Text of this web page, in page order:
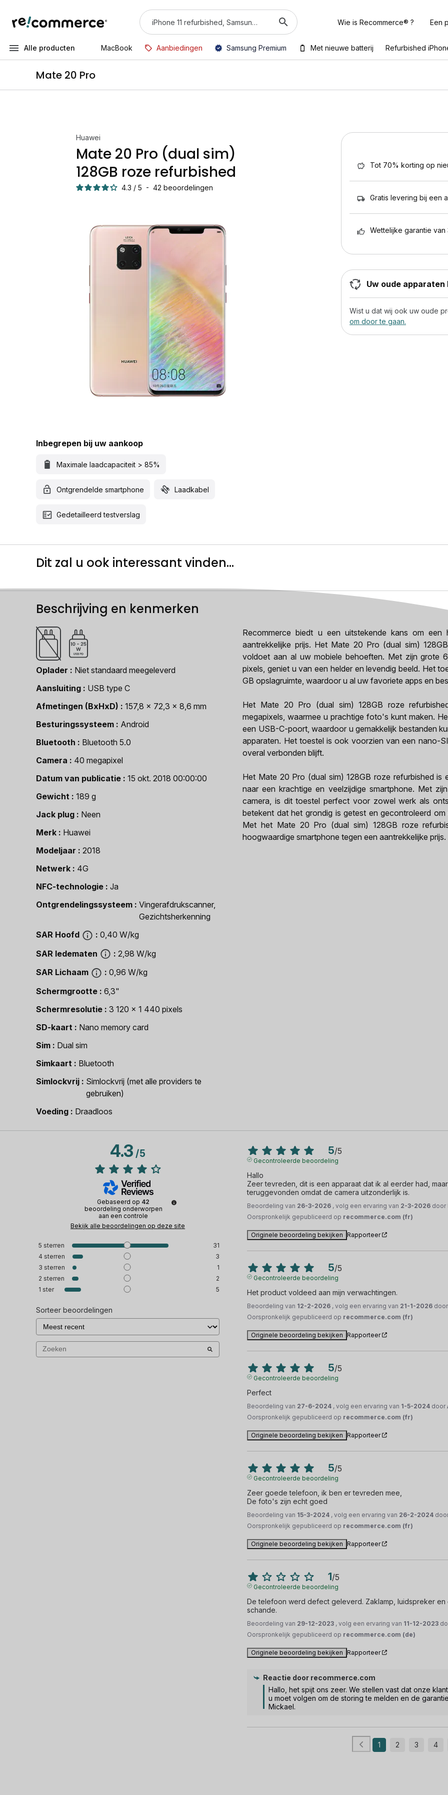
Wie is Recommerce® ? Een
Alle producten MacBook Aanbiedingen Samsung Premium Met nieuwe batterij Refurbished
Mate 20 Pro
Huawei
Mate 20 Pro (dual sim)
128GB roze refurbished
4.3 / 5 - 42 beoordelingen
Inbegrepen bij uw aankoop
Maximale laadcapaciteit > 85%
Ontgrendelde smartphone Laadkabel
Gedetailleerd testverslag
Tot 70% korting op
Gratis levering bij een
Wettelijke garantie van
Uw oude
Wist u dat wij ook uw oude
om door te gaan.
Dit zal u ook interessant vinden...
Beschrijving en kenmerken
Oplader
Niet standaard meegeleverd
Aansluiting
USB type C
Afmetingen (BxHxD)
157,8 x 72,3 x 8,6 mm
Besturingssysteem
Android
Bluetooth
Bluetooth 5.0
Camera
40 megapixel
Datum van publicatie
15 okt. 2018 00:00:00
Gewicht
189 g
Jack plug
Neen
Merk
Huawei
Modeljaar
2018
Netwerk
4G
NFC-technologie
Ja
Ontgrendelingssysteem
Vingerafdrukscanner,
Gezichtsherkenning
SAR Hoofd
0,40 W/kg
SAR ledematen
2,98 W/kg
SAR Lichaam
0,96 W/kg
Schermgrootte
6,3"
Schermresolutie
3 120 x 1 440 pixels
SD-kaart
Nano memory card
Sim
Dual sim
Simkaart
Bluetooth
Simlockvrij
Simlockvrij (met alle providers te
gebruiken)
Voeding
Draadloos
Recommerce biedt u een uitstekende kans om
aantrekkelijke prijs. Het Mate 20 Pro (dual sim)
voldoet aan al uw mobiele behoeften. Met zijn grote
pixels, geniet u van een helder en levendig beeld. Het
GB opslagruimte, waardoor u al uw favoriete apps en
Het Mate 20 Pro (dual sim) 128GB roze
megapixels, waarmee u prachtige foto's kunt maken.
een USB-C-poort, waardoor u gemakkelijk bestanden
apparaten. Het toestel is ook voorzien van een nano-
overal verbonden blijft.
Het Mate 20 Pro (dual sim) 128GB roze refurbished
naar een krachtige en veelzijdige smartphone. Met
camera, is dit toestel perfect voor zowel werk als
betekent dat het grondig is getest en gecontroleerd
Met het Mate 20 Pro (dual sim) 128GB roze
hoogwaardige smartphone tegen een aantrekkelijke prijs.
4.3/5
Gebaseerd op 42
beoordeling onderworpen
aan een controle
Bekijk alle beoordelingen op deze site
5 sterren
31
4 sterren
3
3 sterren
1
2 sterren
2
1 ster 5
Sorteer beoordelingen
5/5
Gecontroleerde beoordeling
Hallo
Zeer tevreden, dit is een apparaat dat ik al eerder had,
teruggevonden omdat de camera uitzonderlijk is.
Beoordeling van 26-3-2026 , volg een ervaring van 2-3-2026 door
Oorspronkelijk gepubliceerd op recommerce.com (fr)
Originele beoordeling bekijken Rapporteer
5/5
Gecontroleerde beoordeling
Het product voldeed aan mijn verwachtingen.
Beoordeling van 12-2-2026 , volg een ervaring van 21-1-2026 door
Oorspronkelijk gepubliceerd op recommerce.com (fr)
Originele beoordeling bekijken Rapporteer
5/5
Gecontroleerde beoordeling
Perfect
Beoordeling van 27-6-2024 , volg een ervaring van 1-5-2024 door
Oorspronkelijk gepubliceerd op recommerce.com (fr)
Originele beoordeling bekijken Rapporteer
5/5
Gecontroleerde beoordeling
Zeer goede telefoon, ik ben er tevreden mee,
De foto's zijn echt goed
Beoordeling van 15-3-2024 , volg een ervaring van 26-2-2024
Oorspronkelijk gepubliceerd op recommerce.com (fr)
Originele beoordeling bekijken Rapporteer
1/5
Gecontroleerde beoordeling
De telefoon werd defect geleverd. Zaklamp, luidspreker
schande.
Beoordeling van 29-12-2023 , volg een ervaring van 11-12-2023
Oorspronkelijk gepubliceerd op recommerce.com (de)
Originele beoordeling bekijken Rapporteer
Reactie door recommerce.com
Hallo, het spijt ons zeer. We stellen vast dat onze
u moet volgen om de storing te melden en de
Mickael.
1 2 3 4